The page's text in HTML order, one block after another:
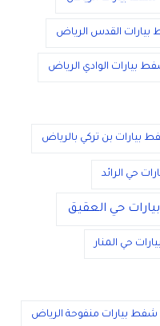
القدس الرياض
بيارات الوادي الرياض
بيارات بن تركي بالرياض
حي الرائد
حي العقيق
حي المنار
شفط بيارات منفوحة الرياض